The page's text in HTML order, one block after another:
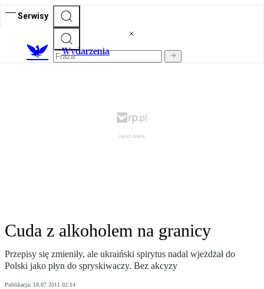
Serwisy
Wydarzenia
Cuda z alkoholem na granicy
Przepisy się zmieniły, ale ukraiński spirytus nadal wjeżdżał do
Polski jako płyn do spryskiwaczy. Bez akcyzy
Publikacja: 18.07.2011 02:14